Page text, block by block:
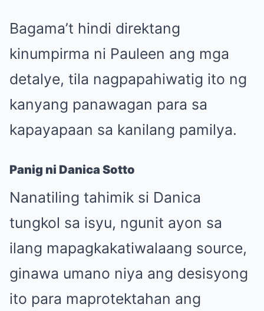
Bagama’t hindi direktang
kinumpirma ni Pauleen ang mga
detalye, tila nagpapahiwatig ito ng
kanyang panawagan para sa
kapayapaan sa kanilang pamilya.
Panig ni Danica Sotto
Nanatiling tahimik si Danica
tungkol sa isyu, ngunit ayon sa
ilang mapagkakatiwalaang source,
ginawa umano niya ang desisyong
ito para maprotektahan ang